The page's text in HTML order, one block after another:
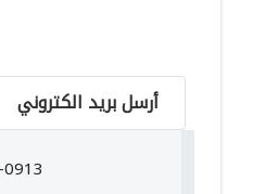
أرسل بريد الكتروني